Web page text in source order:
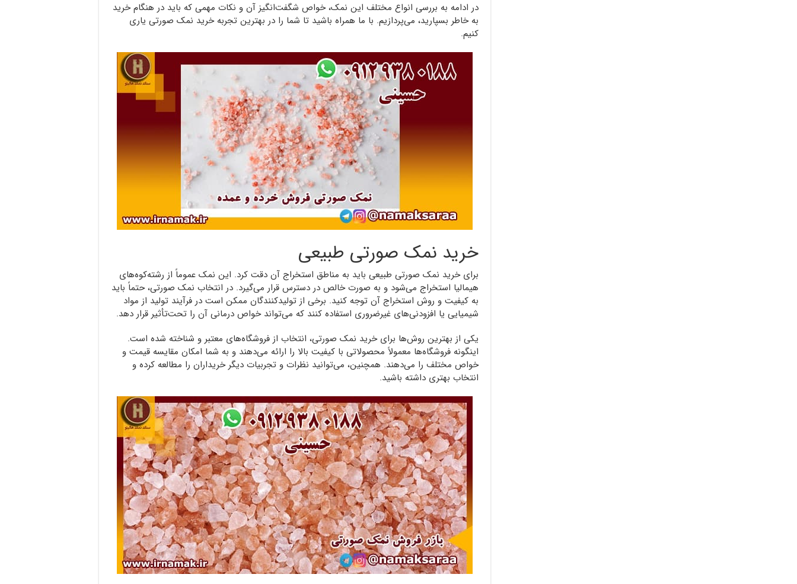
در ادامه به بررسی انواع مختلف این نمک، خواص شگفت‌انگیز آن و نکات مهمی که باید در هنگام خرید
به خاطر بسپارید، می‌پردازیم. با ما همراه باشید تا شما را در بهترین تجربه خرید نمک صورتی یاری
کنیم.
خرید نمک صورتی طبیعی
برای خرید نمک صورتی طبیعی باید به مناطق استخراج آن دقت کرد. این نمک عموماً از رشته‌کوه‌های
هیمالیا استخراج می‌شود و به صورت خالص در دسترس قرار می‌گیرد. در انتخاب نمک صورتی، حتماً باید
به کیفیت و روش استخراج آن توجه کنید. برخی از تولیدکنندگان ممکن است در فرآیند تولید از مواد
شیمیایی یا افزودنی‌های غیرضروری استفاده کنند که می‌تواند خواص درمانی آن را تحت‌تأثیر قرار دهد.
یکی از بهترین روش‌ها برای خرید نمک صورتی، انتخاب از فروشگاه‌های معتبر و شناخته شده است.
اینگونه فروشگاه‌ها معمولاً محصولاتی با کیفیت بالا را ارائه می‌دهند و به شما امکان مقایسه قیمت و
خواص مختلف را می‌دهند. همچنین، می‌توانید نظرات و تجربیات دیگر خریداران را مطالعه کرده و
انتخاب بهتری داشته باشید.